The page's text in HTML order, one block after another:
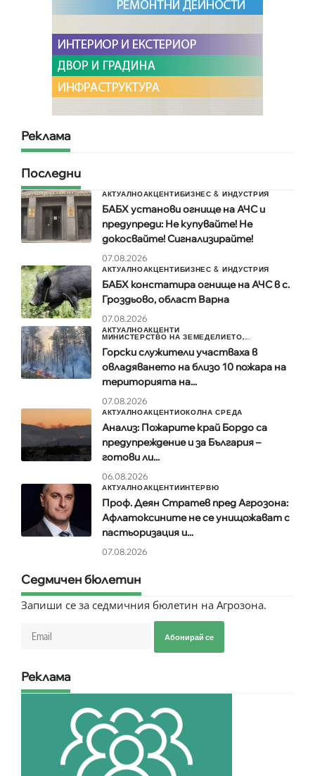
Реклама
Последни
АКТУАЛНОАКЦЕНТИБИЗНЕС & ИНДУСТРИЯ
БАБХ установи огнище на АЧС и
предупреди: Не купувайте! Не
докосвайте! Сигнализирайте!
07.08.2026
АКТУАЛНОАКЦЕНТИБИЗНЕС & ИНДУСТРИЯ
БАБХ констатира огнище на АЧС в с.
Гроздьово, област Варна
07.08.2026
АКТУАЛНОАКЦЕНТИ
МИНИСТЕРСТВО НА ЗЕМЕДЕЛИЕТО,...
Горски служители участваха в
овладяването на близо 10 пожара на
територията на...
07.08.2026
АКТУАЛНОАКЦЕНТИОКОЛНА СРЕДА
Анализ: Пожарите край Бордо са
предупреждение и за България –
готови ли...
06.08.2026
АКТУАЛНОАКЦЕНТИИНТЕРВЮ
Проф. Деян Стратев пред Агрозона:
Афлатоксините не се унищожават с
пастьоризация и...
07.08.2026
Седмичен бюлетин
Запиши се за седмичния бюлетин на Агрозона.
Абонирай се
Реклама